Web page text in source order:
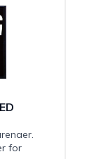
for